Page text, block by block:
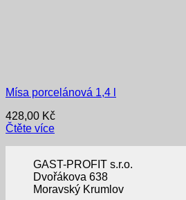
Mísa porcelánová 1,4 l
428,00 Kč
Čtěte více
GAST-PROFIT s.r.o.
Dvořákova 638
Moravský Krumlov